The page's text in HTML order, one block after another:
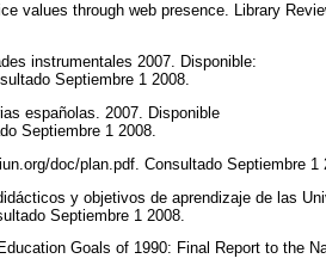
values through web presence. Library
instrumentales 2007. Disponible:
Septiembre 1 2008.
españolas. 2007. Disponible
Septiembre 1 2008.
doc/plan.pdf. Consultado Septiembre 1
y objetivos de aprendizaje de las
Septiembre 1 2008.
Goals of 1990: Final Report to the